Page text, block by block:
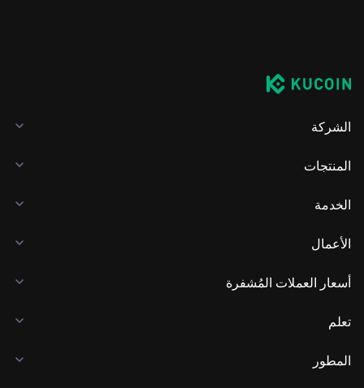
الشركة
المنتجات
الخدمة
الأعمال
أسعار العملات المُشفرة
تعلم
المطور